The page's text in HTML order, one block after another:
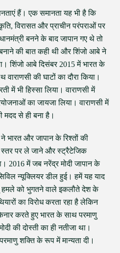
हैं। एक समानता यह भी है कि
विरासत और प्राचीन परंपराओं पर
बनने के बाद जापान गए थे तो
की बात कही थी और शिंजो आबे ने
शिंजो आबे दिसंबर 2015 में भारत के
वाराणसी की घाटों का दौरा किया।
में भी हिस्सा लिया। वाराणसी में
का जायजा लिया। वाराणसी में
मदद से ही बना है।
भारत और जापान के रिश्तों की
पर ले जाने और स्ट्रैटेजिक
2016 में जब नरेंद्र मोदी जापान के
न्यूक्लियर डील हुई। हमें यह याद
हमले को भुगतने वाले इकलौते देश के
का विरोध करता रहा है लेकिन
करते हुए भारत के साथ परमाणु
की दोस्ती का ही नतीजा था।
शक्ति के रूप में मान्यता दी।